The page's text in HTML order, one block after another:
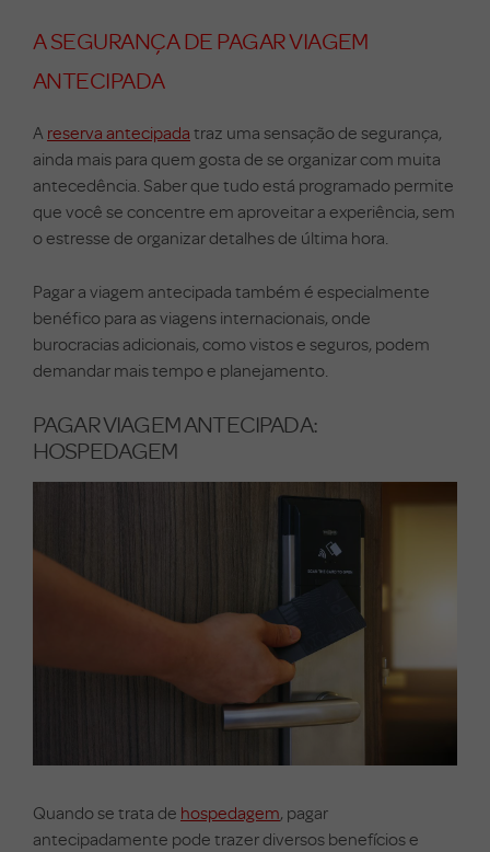
A SEGURANÇA DE PAGAR VIAGEM
ANTECIPADA
A reserva antecipada traz uma sensação de segurança,
ainda mais para quem gosta de se organizar com muita
antecedência. Saber que tudo está programado permite
que você se concentre em aproveitar a experiência, sem
o estresse de organizar detalhes de última hora.
Pagar a viagem antecipada também é especialmente
benéfico para as viagens internacionais, onde
burocracias adicionais, como vistos e seguros, podem
demandar mais tempo e planejamento.
PAGAR VIAGEM ANTECIPADA:
HOSPEDAGEM
Quando se trata de hospedagem, pagar
antecipadamente pode trazer diversos benefícios e